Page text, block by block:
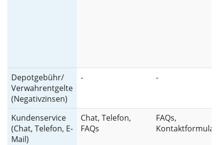
Depotgebühr/
Verwahrentgelte
(Negativzinsen)
- -
Kundenservice
(Chat, Telefon, E-
Mail)
Chat, Telefon,
FAQs
FAQs,
Kontaktformular